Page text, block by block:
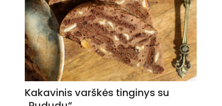
Kakavinis varškės tinginys su